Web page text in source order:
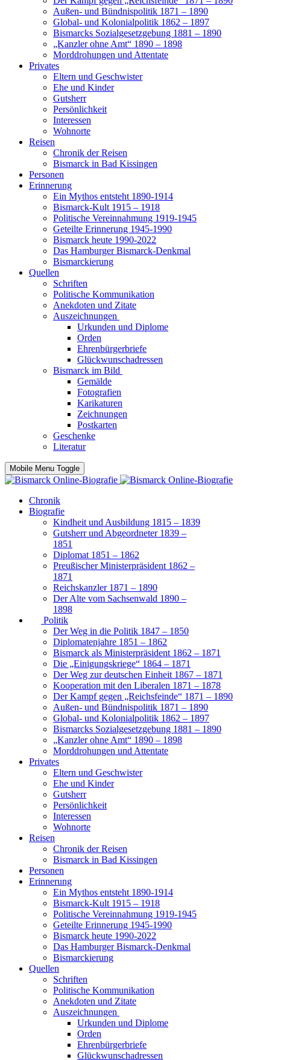
Außen- und Bündnispolitik 1871 – 1890
Global- und Kolonialpolitik 1862 – 1897
Bismarcks Sozialgesetzgebung 1881 – 1890
„Kanzler ohne Amt“ 1890 – 1898
Morddrohungen und Attentate
Privates
Eltern und Geschwister
Ehe und Kinder
Gutsherr
Persönlichkeit
Interessen
Wohnorte
Reisen
Chronik der Reisen
Bismarck in Bad Kissingen
Personen
Erinnerung
Ein Mythos entsteht 1890-1914
Bismarck-Kult 1915 – 1918
Politische Vereinnahmung 1919-1945
Geteilte Erinnerung 1945-1990
Bismarck heute 1990-2022
Das Hamburger Bismarck-Denkmal
Bismarckierung
Quellen
Schriften
Politische Kommunikation
Anekdoten und Zitate
Auszeichnungen
Urkunden und Diplome
Orden
Ehrenbürgerbriefe
Glückwunschadressen
Bismarck im Bild
Gemälde
Fotografien
Karikaturen
Zeichnungen
Postkarten
Geschenke
Literatur
Mobile Menu Toggle
Chronik
Biografie
Kindheit und Ausbildung 1815 – 1839
Gutsherr und Abgeordneter 1839 –
1851
Diplomat 1851 – 1862
Preußischer Ministerpräsident 1862 –
1871
Reichskanzler 1871 – 1890
Der Alte vom Sachsenwald 1890 –
1898
Politik
Der Weg in die Politik 1847 – 1850
Diplomatenjahre 1851 – 1862
Bismarck als Ministerpräsident 1862 – 1871
Die „Einigungskriege“ 1864 – 1871
Der Weg zur deutschen Einheit 1867 – 1871
Kooperation mit den Liberalen 1871 – 1878
Der Kampf gegen „Reichsfeinde“ 1871 – 1890
Außen- und Bündnispolitik 1871 – 1890
Global- und Kolonialpolitik 1862 – 1897
Bismarcks Sozialgesetzgebung 1881 – 1890
„Kanzler ohne Amt“ 1890 – 1898
Morddrohungen und Attentate
Privates
Eltern und Geschwister
Ehe und Kinder
Gutsherr
Persönlichkeit
Interessen
Wohnorte
Reisen
Chronik der Reisen
Bismarck in Bad Kissingen
Personen
Erinnerung
Ein Mythos entsteht 1890-1914
Bismarck-Kult 1915 – 1918
Politische Vereinnahmung 1919-1945
Geteilte Erinnerung 1945-1990
Bismarck heute 1990-2022
Das Hamburger Bismarck-Denkmal
Bismarckierung
Quellen
Schriften
Politische Kommunikation
Anekdoten und Zitate
Auszeichnungen
Urkunden und Diplome
Orden
Ehrenbürgerbriefe
Glückwunschadressen